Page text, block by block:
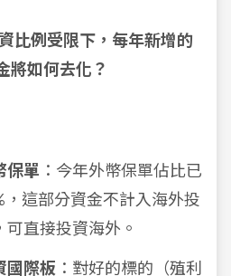
比例受限下，每年新增的
將如何去化？
保單 ：今年外幣保單佔比已
，這部分資金不計入海外投
可直接投資海外。
國際板 ：對好的標的（殖利